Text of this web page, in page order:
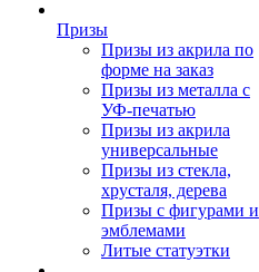
Призы
Призы из акрила по
форме на заказ
Призы из металла с
УФ-печатью
Призы из акрила
универсальные
Призы из стекла,
хрусталя, дерева
Призы с фигурами и
эмблемами
Литые статуэтки